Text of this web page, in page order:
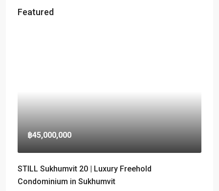
Featured
฿45,000,000
STILL Sukhumvit 20 | Luxury Freehold
Condominium in Sukhumvit